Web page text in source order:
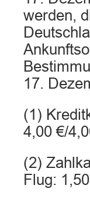
werden,
17.
(1)
4,00 €/
(2)
Flug: